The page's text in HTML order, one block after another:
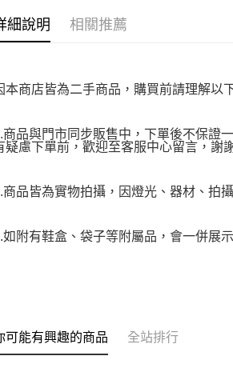
細說明 相關推薦
本商店皆為二手商品，購買前請理解以
商品與門市同步販售中，下單後不保證
疑慮下單前，歡迎至客服中心留言，謝
商品皆為實物拍攝，因燈光、器材、拍
如附有鞋盒、袋子等附屬品，會一併展
可能有興趣的商品 全站排行